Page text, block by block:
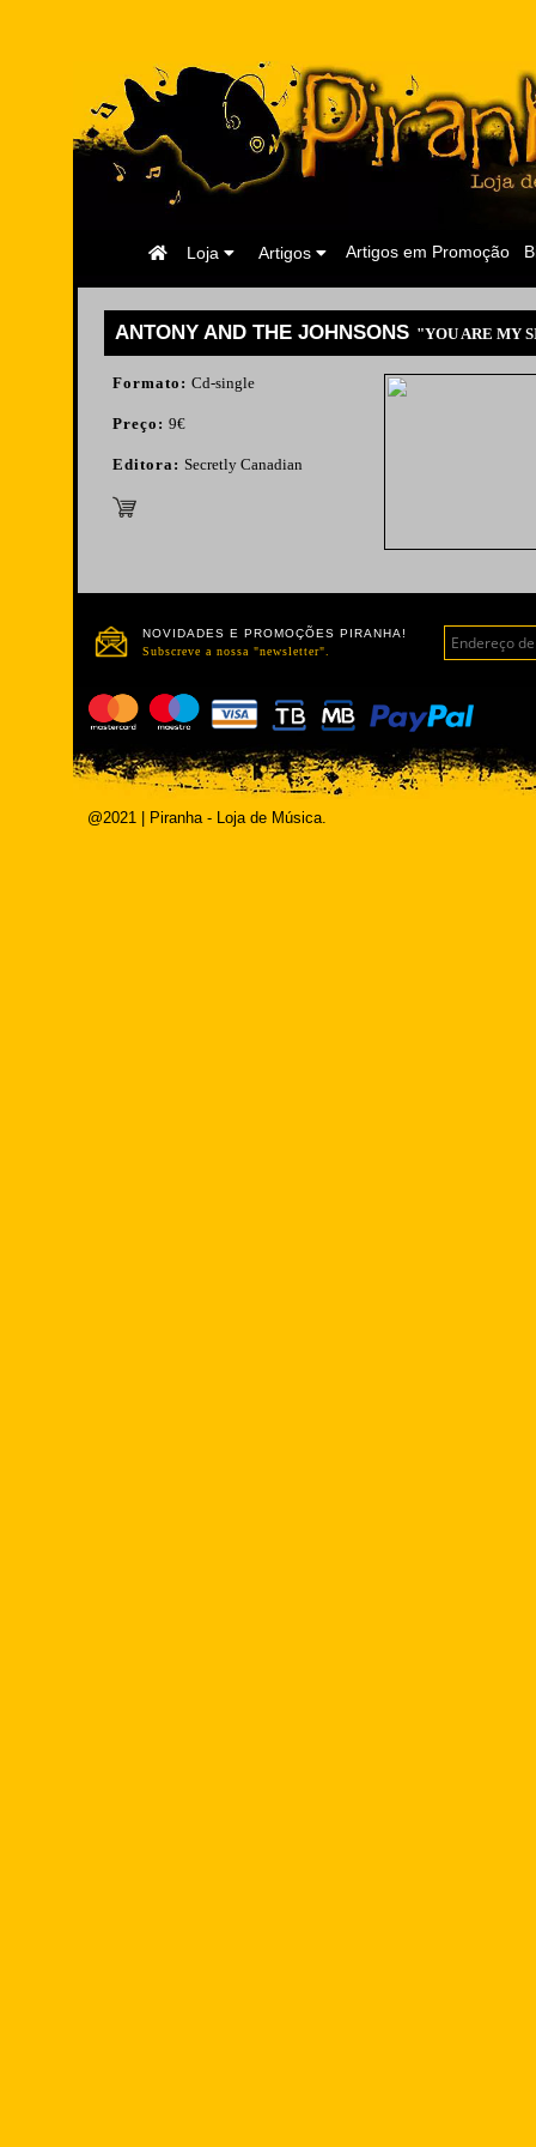
Artigos em Promoção
Artigos
Loja
Página
ANTONY AND THE JOHNSONS "YOU ARE MY
Formato: Cd-single
Preço: 9€
Editora: Secretly Canadian
NOVIDADES E PROMOÇÕES PIRANHA!
Subscreve a nossa "newsletter".
@2021 | Piranha - Loja de Música.